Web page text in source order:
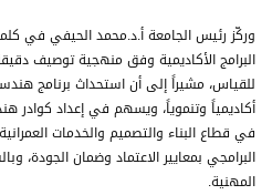
وركّز رئيس الجامعة أ.د.محمد الحيفي في
البرامج الأكاديمية وفق منهجية توصيف
للقياس، مشيراً إلى أن استحداث برنامج
أكاديمياً وتنموياً، ويسهم في إعداد كوادر
في قطاع البناء والتصميم والخدمات
البرامجي بمعايير الاعتماد وضمان الجودة،
المهنية.